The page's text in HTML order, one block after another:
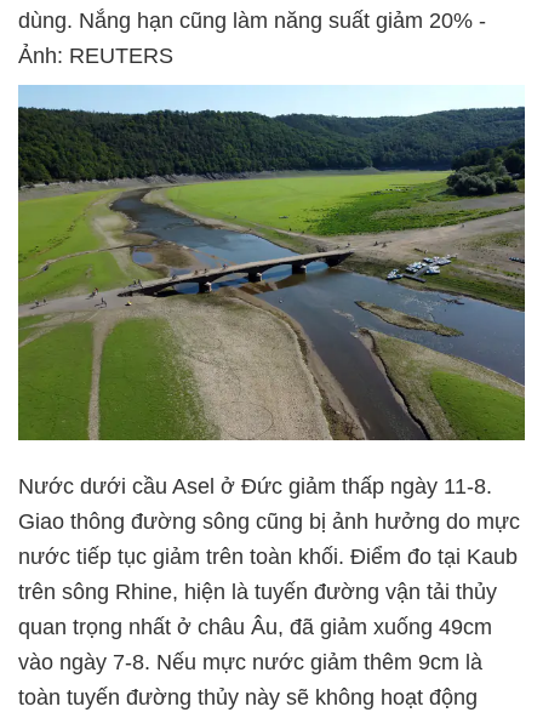
dùng. Nắng hạn cũng làm năng suất giảm 20% -
Ảnh: REUTERS
Nước dưới cầu Asel ở Đức giảm thấp ngày 11-8.
Giao thông đường sông cũng bị ảnh hưởng do mực
nước tiếp tục giảm trên toàn khối. Điểm đo tại Kaub
trên sông Rhine, hiện là tuyến đường vận tải thủy
quan trọng nhất ở châu Âu, đã giảm xuống 49cm
vào ngày 7-8. Nếu mực nước giảm thêm 9cm là
toàn tuyến đường thủy này sẽ không hoạt động